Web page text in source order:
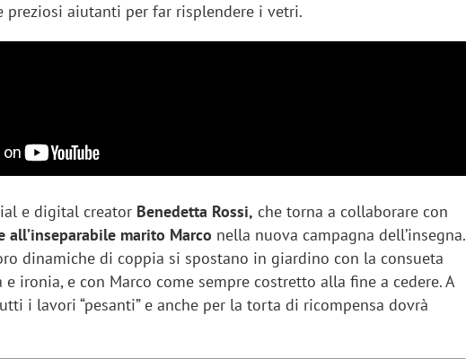
aiutanti per far risplendere i vetri.
e digital creator Benedetta Rossi, che torna a collaborare con
all’inseparabile marito Marco nella nuova campagna dell’insegna.
dinamiche di coppia si spostano in giardino con la consueta
ironia, e con Marco come sempre costretto alla fine a cedere. A
i lavori “pesanti” e anche per la torta di ricompensa dovrà